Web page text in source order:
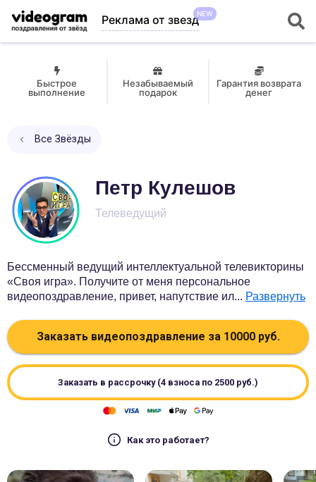
Реклама от звездNEW
Быстрое
выполнение
Незабываемый
подарок
Гарантия возврата
денег
Все Звёзды
Петр Кулешов
Телеведущий
Бессменный ведущий интеллектуальной телевикторины
«Своя игра». Получите от меня персональное
видеопоздравление, привет, напутствие ил... Развернуть
Заказать видеопоздравление за 10000руб.
Заказать в рассрочку (4 взноса по 2500 руб.)
Как это работает?